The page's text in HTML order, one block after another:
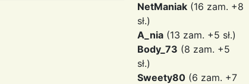
NetManiak (16 zam. +8
sł.)
A_nia (13 zam. +5 sł.)
Body_73 (8 zam. +5
sł.)
Sweety80 (6 zam. +7